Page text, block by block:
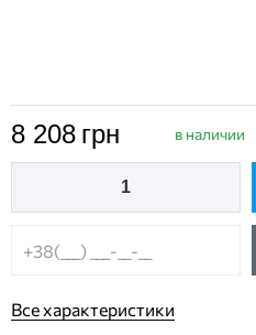
8 208 грн в наличии
Все характеристики